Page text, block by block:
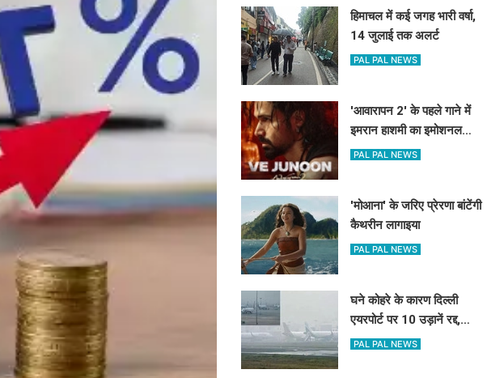
हिमाचल में कई जगह भारी वर्षा,
14 जुलाई तक अलर्ट
PAL PAL NEWS
'आवारापन 2' के पहले गाने में
इमरान हाशमी का इमोशनल
अवतार
PAL PAL NEWS
'मोआना' के जरिए प्रेरणा बांटेंगी
कैथरीन लागाइया
PAL PAL NEWS
घने कोहरे के कारण दिल्ली
एयरपोर्ट पर 10 उड़ानें रद्द,
270 से अधिक में देरी
PAL PAL NEWS